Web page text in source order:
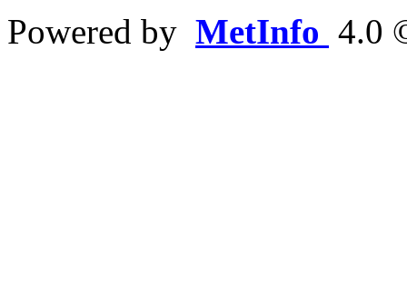
Powered by MetInfo 4.0